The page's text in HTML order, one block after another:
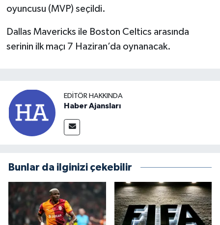
oyuncusu (MVP) seçildi.
Dallas Mavericks ile Boston Celtics arasında
serinin ilk maçı 7 Haziran’da oynanacak.
EDITÖR HAKKINDA
Haber Ajansları
Bunlar da ilginizi çekebilir